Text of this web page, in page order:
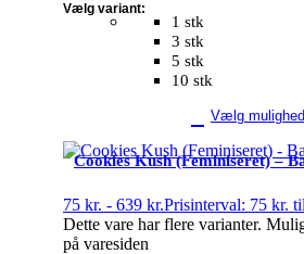
1 stk
3 stk
5 stk
10 stk
Vælg variant:
Vælg
Cookies Kush (Feminiseret) –
75 kr. - 639 kr.Prisinterval: 75 kr.
Dette vare har flere varianter.
på varesiden